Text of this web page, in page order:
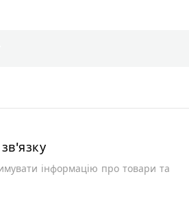
інформацію про товари та